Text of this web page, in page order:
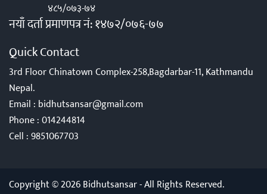
४८५/०७३-७४
नयाँ दर्ता प्रमाणपत्र नं: १४७२/०७६-७७
Quick Contact
3rd Floor Chinatown Complex-258,Bagdarbar-11, Kathmandu
Nepal.
Email : bidhutsansar@gmail.com
Phone :014244814
Cell :9851067703
Copyright © 2026 Bidhutsansar - All Rights Reserved.